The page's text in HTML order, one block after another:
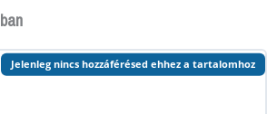
Jelenleg nincs hozzáférésed ehhez a tartalomhoz